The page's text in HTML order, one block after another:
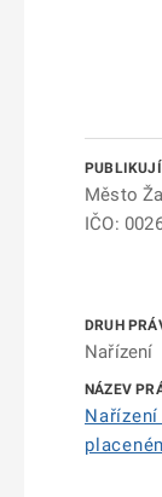
Město
IČO:
Nařízení